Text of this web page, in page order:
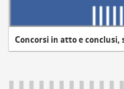
Concorsi in atto e